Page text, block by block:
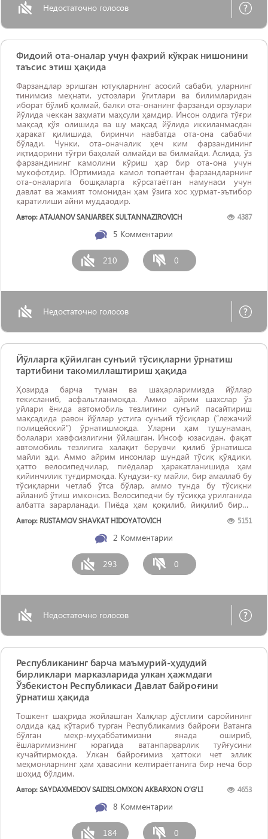
Недостаточно голосов
Фидоий ота-оналар учун фахрий кўкрак нишонини
таъсис этиш ҳақида
Фарзандлар эришган ютуқларнинг асосий сабаби, уларнинг
тинимсиз меҳнати, устозлари ўгитлари ва билимларидан
иборат бўлиб қолмай, балки ота-онанинг фарзанди орзулари
йўлида чеккан заҳмати маҳсули ҳамдир. Инсон олдига тўғри
мақсад қўя олишида ва шу мақсад йўлида иккиланмасдан
ҳаракат қилишида, биринчи навбатда ота-она сабабчи
бўлади. Чунки, ота-оначалик ҳеч ким фарзандининг
иқтидорини тўғри баҳолай олмайди ва билмайди. Аслида, ўз
фарзандининг камолини кўриш ҳар бир ота-она учун
мукофотдир. Юртимизда камол топаётган фарзандларнинг
ота-оналарига бошқаларга кўрсатаётган намунаси учун
давлат ва жамият томонидан ҳам ўзига хос ҳурмат-эътибор
қаратилиши айни муддаодир.
Автор: ATAJANOV SANJARBEK SULTANNAZIROVICH 4387
5 Комментарии
210 0
Недостаточно голосов
Йўлларга қўйилган сунъий тўсиқларни ўрнатиш
тартибини такомиллаштириш ҳақида
Ҳозирда барча туман ва шаҳарларимизда йўллар
текисланиб, асфальтланмоқда. Аммо айрим шахслар ўз
уйлари ёнида автомобиль тезлигини сунъий пасайтириш
мақсадида равон йўллар устига сунъий тўсиқлар (“лежачий
полицейский”) ўрнатишмоқда. Уларни ҳам тушунаман,
болалари хавфсизлигини ўйлашган. Инсоф юзасидан, фақат
автомобиль тезлигига халақит берувчи қилиб ўрнатишса
майли эди. Аммо айрим инсонлар шундай тўсиқ қўядики,
ҳатто велосипедчилар, пиёдалар ҳаракатланишида ҳам
қийинчилик туғдирмоқда. Кундузи-ку майли, бир амаллаб бу
тўсиқларни четлаб ўтса бўлар, аммо тунда бу тўсиқни
айланиб ўтиш имконсиз. Велосипедчи бу тўсиққа урилганида
албатта зарарланади. Пиёда ҳам қоқилиб, йиқилиб бирор
Автор: RUSTAMOV SHAVKAT HIDOYATOVICH 5151
2 Комментарии
293 0
Недостаточно голосов
Республиканинг барча маъмурий-ҳудудий
бирликлари марказларида улкан ҳажмдаги
Ўзбекистон Республикаси Давлат байроғини
ўрнатиш ҳақида
Тошкент шаҳрида жойлашган Халқлар дўстлиги саройининг
олдида қад кўтариб турган Республикамиз байроғи Ватанга
бўлган меҳр-муҳаббатимизни янада ошириб,
ёшларимизнинг юрагида ватанпарварлик туйғусини
кучайтирмоқда. Улкан байроғимиз ҳаттоки чет эллик
меҳмонларнинг ҳам ҳавасини келтираётганига бир неча бор
шоҳид бўлдим.
Автор: SAYDAXMEDOV SAIDISLOMXON AKBARXON O‘G‘LI 4653
8 Комментарии
184 0